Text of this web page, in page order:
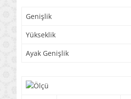
Genişlik
Yükseklik
Ayak Genişlik